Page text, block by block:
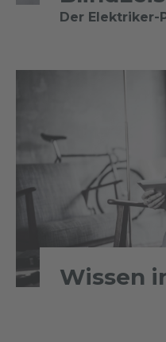
Der Elektriker-
Wissen